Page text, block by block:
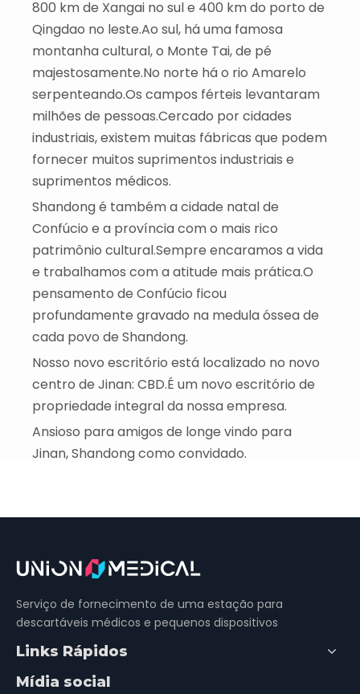
800 km de Xangai no sul e 400 km do porto de
Qingdao no leste.Ao sul, há uma famosa
montanha cultural, o Monte Tai, de pé
majestosamente.No norte há o rio Amarelo
serpenteando.Os campos férteis levantaram
milhões de pessoas.Cercado por cidades
industriais, existem muitas fábricas que podem
fornecer muitos suprimentos industriais e
suprimentos médicos.
Shandong é também a cidade natal de
Confúcio e a província com o mais rico
patrimônio cultural.Sempre encaramos a vida
e trabalhamos com a atitude mais prática.O
pensamento de Confúcio ficou
profundamente gravado na medula óssea de
cada povo de Shandong.
Nosso novo escritório está localizado no novo
centro de Jinan: CBD.É um novo escritório de
propriedade integral da nossa empresa.
Ansioso para amigos de longe vindo para
Jinan, Shandong como convidado.
conteúdo está vazio!
Serviço de fornecimento de uma estação para
descartáveis ​​médicos e pequenos dispositivos
Serviço de fornecimento de uma estação para
descartáveis ​​médicos e pequenos dispositivos
Links Rápidos
Mídia social